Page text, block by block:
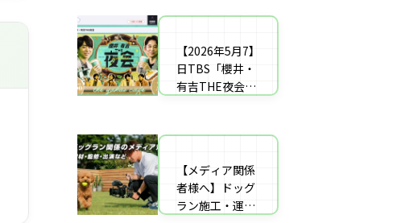
【エリア対応】
【2026年5月7】
日TBS「櫻井・
有吉THE夜会」
さんのご実家の
を施工
【メディア関係
者様へ】ドッグ
ラン施工・運営
アル
自宅の庭にドッ
グラン計画の完
全ガイド：DIY
デメリット）を